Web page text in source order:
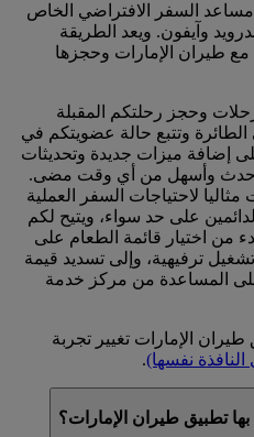
السفر الافتراضي الخاص
وآيفون. ويعد الطريقة
مع طيران الإمارات وحجزها
وحجز رحلتكم المقبلة
وتتبع حالة عضويتكم في
على إضافة ميزات جديدة وتحديثات
أحدث وأسهل من أي وقت مضى.
لاحتياجات السفر العملية
على حد سواء، ويتيح لكم
من اختيار قائمة الطعام على
ترفيهية، وإلى تسديد قيمة
على المساعدة من مركز خدمة
الإمارات تغيير تجربة
نفسها).
تطبيق طيران الإمارات؟